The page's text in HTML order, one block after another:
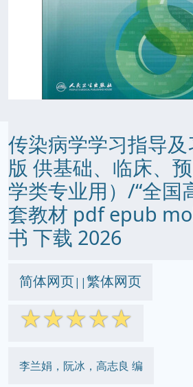
传染病学学习指导
版 供基础、临床、
学类专业用）/“全国
套教材 pdf epub
书 下载 2026
简体网页||繁体网页
☆☆☆☆☆
李兰娟，阮冰，高志良 编